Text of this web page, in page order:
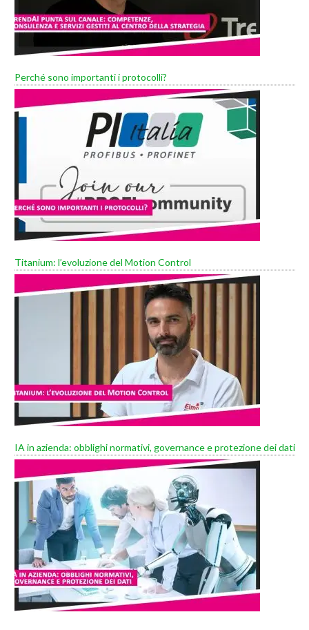
Perché sono importanti i protocolli?
Titanium: l’evoluzione del Motion Control
IA in azienda: obblighi normativi, governance e protezione dei dati